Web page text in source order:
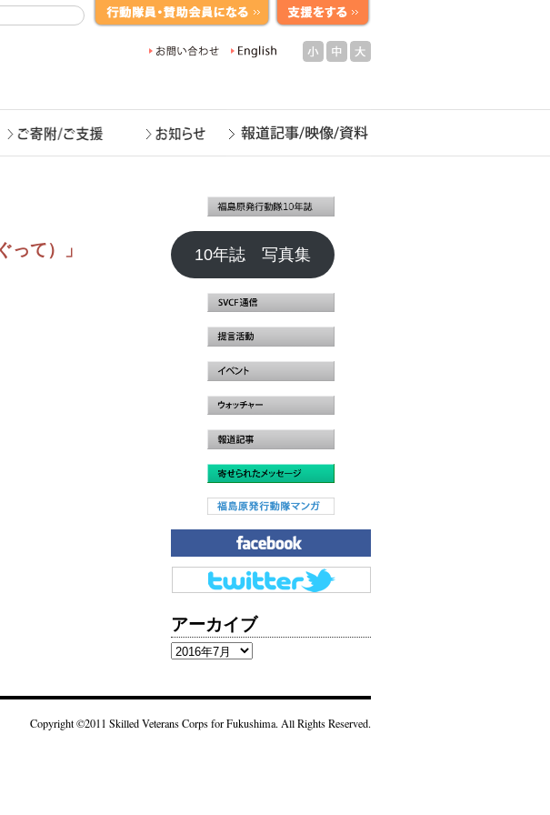
小 中 大
って）」 10年誌 写真集
アーカイブ
ア
ブ
Copyright ©2011 Skilled Veterans Corps for Fukushima. All Rights Reserved.